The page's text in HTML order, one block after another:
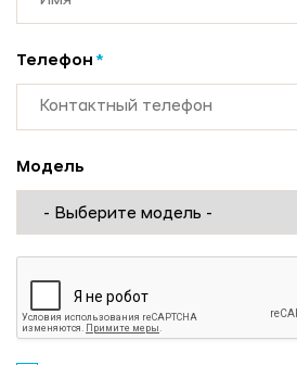
Телефон *
Модель